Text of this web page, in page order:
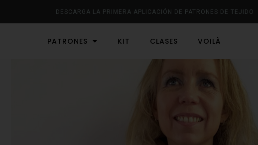
DESCARGA LA PRIMERA APLICACIÓN DE PATRONES DE TEJIDO
PATRONES KIT CLASES VOILÀ